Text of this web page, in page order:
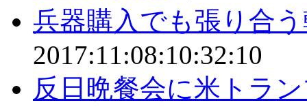
兵器購入でも張り合
2017:11:08:10:32:10
反日晩餐会に米トラ